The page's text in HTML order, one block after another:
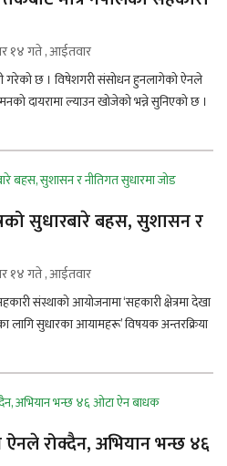
१४ गते , आईतवार
गरेको छ । विषेशगरी संसोधन हुनलागेको ऐनले
दायरामा ल्याउन खोजेको भन्ने सुनिएको छ ।
सुधारबारे बहस, सुशासन र
१४ गते , आईतवार
संस्थाको आयोजनामा ‘सहकारी क्षेत्रमा देखा
लागि सुधारका आयामहरू’ विषयक अन्तरक्रिया
ऐनले रोक्दैन, अभियान भन्छ ४६